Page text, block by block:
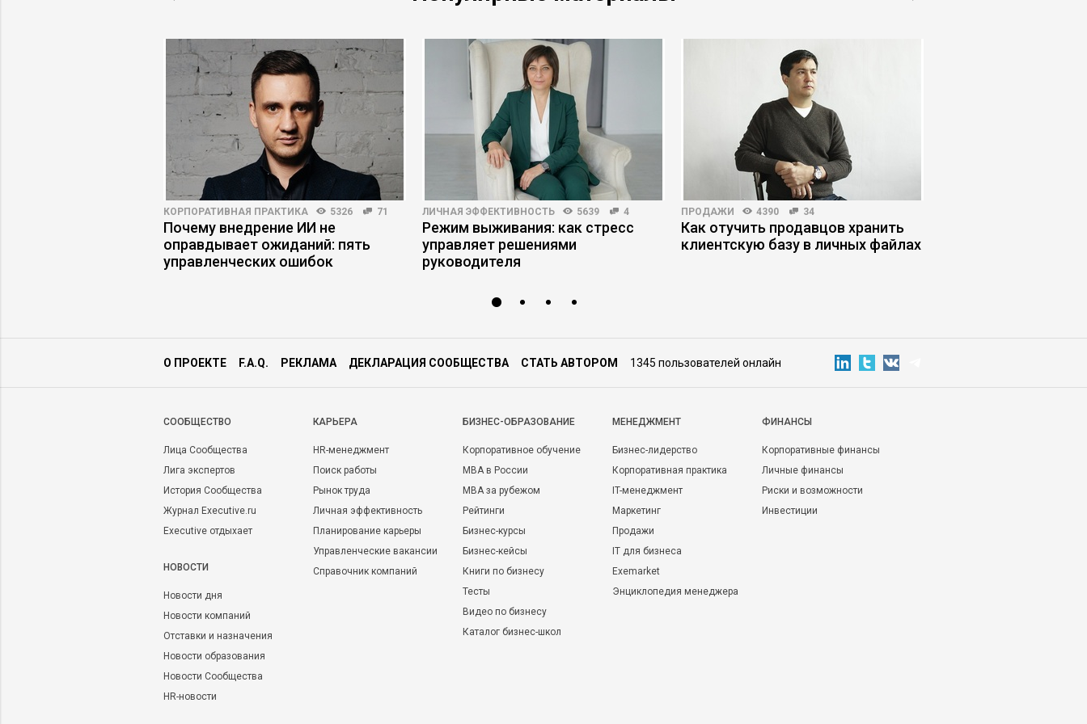
КОРПОРАТИВНАЯ ПРАКТИКА 5326 71
Почему внедрение ИИ не
оправдывает ожиданий: пять
управленческих ошибок
ЛИЧНАЯ ЭФФЕКТИВНОСТЬ 5639 4
Режим выживания: как стресс
управляет решениями
руководителя
ПРОДАЖИ 4390 34
Как отучить продавцов хранить
клиентскую базу в личных файлах
О ПРОЕКТЕ F.A.Q. РЕКЛАМА ДЕКЛАРАЦИЯ СООБЩЕСТВА СТАТЬ АВТОРОМ 1345 пользователей онлайн
CООБЩЕСТВО
Лица Сообщества
Лига экспертов
История Сообщества
Журнал Executive.ru
Executive отдыхает
НОВОСТИ
Новости дня
Новости компаний
Отставки и назначения
Новости образования
Новости Сообщества
HR-новости
КАРЬЕРА
HR-менеджмент
Поиск работы
Рынок труда
Личная эффективность
Планирование карьеры
Управленческие вакансии
Справочник компаний
БИЗНЕС-ОБРАЗОВАНИЕ
Корпоративное обучение
MBA в России
MBA за рубежом
Рейтинги
Бизнес-курсы
Бизнес-кейсы
Книги по бизнесу
Тесты
Видео по бизнесу
Каталог бизнес-школ
МЕНЕДЖМЕНТ
Бизнес-лидерство
Корпоративная практика
IT-менеджмент
Маркетинг
Продажи
IT для бизнеса
Exemarket
Энциклопедия менеджера
ФИНАНСЫ
Корпоративные финансы
Личные финансы
Риски и возможности
Инвестиции